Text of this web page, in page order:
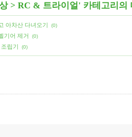
> RC & 트라이얼' 카테고리의
아차산 다녀오기 (0)
기어 제거 (0)
립기 (0)